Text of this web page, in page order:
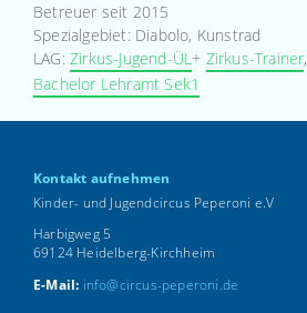
Betreuer seit 2015
Spezialgebiet: Diabolo, Kunstrad
LAG: Zirkus-Jugend-ÜL + Zirkus-Trainer,
Bachelor Lehramt Sek1
Kontakt aufnehmen
Kinder- und Jugendcircus Peperoni e.V
Harbigweg 5
69124 Heidelberg-Kirchheim
E-Mail: info@circus-peperoni.de